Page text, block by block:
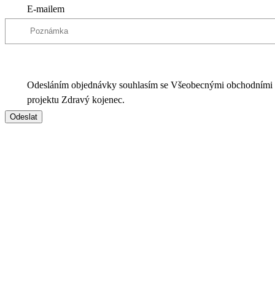
E-mailem
Odesláním objednávky souhlasím se Všeobecnými
projektu Zdravý kojenec.